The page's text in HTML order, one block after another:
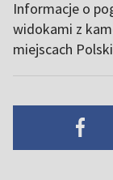
Informacje o
widokami z
miejscach